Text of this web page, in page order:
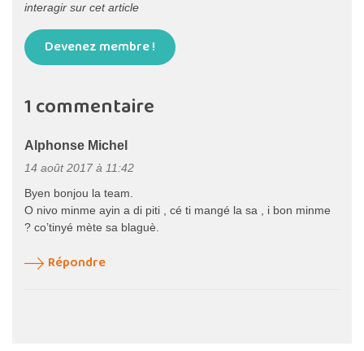
interagir sur cet article
Devenez membre !
1 commentaire
Alphonse Michel
14 août 2017 à 11:42
Byen bonjou la team.
O nivo minme ayin a di piti , cé ti mangé la sa , i bon minme
? co’tinyé mète sa blaguè.
Répondre